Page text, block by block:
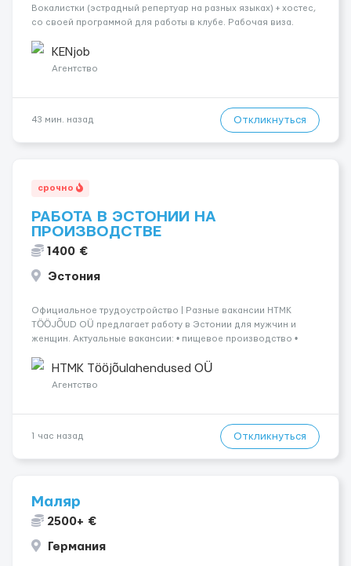
Вокалистки (эстрадный репертуар на разных языках) + хостеc,
со своей программой для работы в клубе. Рабочая виза.
одного до трех месяцев. Мед. страховка. Высокая зарплат...
KENjob
Агентство
43 мин. назад Откликнуться
срочно
РАБОТА В ЭСТОНИИ НА
ПРОИЗВОДСТВЕ
1400 €
Эстония
Официальное трудоустройство | Разные вакансии HTMK
TÖÖJÕUD OÜ предлагает работу в Эстонии для мужчин и
женщин. Актуальные вакансии: • пищевое производство •
склады и логистика • п...
HTMK Tööjõulahendused OÜ
Агентство
1 час назад Откликнуться
Маляр
2500+ €
Германия